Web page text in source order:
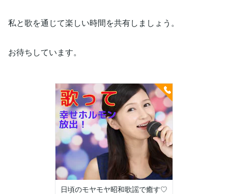
私と歌を通じて楽しい時間を共有しましょう。
お待ちしています。
日頃のモヤモヤ昭和歌謡で癒す♡